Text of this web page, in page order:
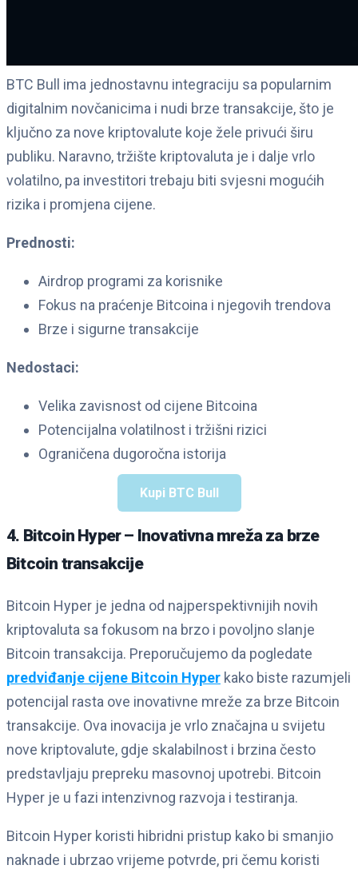
BTC Bull ima jednostavnu integraciju sa popularnim
digitalnim novčanicima i nudi brze transakcije, što je
ključno za nove kriptovalute koje žele privući širu
publiku. Naravno, tržište kriptovaluta je i dalje vrlo
volatilno, pa investitori trebaju biti svjesni mogućih
rizika i promjena cijene.
Prednosti:
Airdrop programi za korisnike
Fokus na praćenje Bitcoina i njegovih trendova
Brze i sigurne transakcije
Nedostaci:
Velika zavisnost od cijene Bitcoina
Potencijalna volatilnost i tržišni rizici
Ograničena dugoročna istorija
Kupi BTC Bull
4. Bitcoin Hyper – Inovativna mreža za brze
Bitcoin transakcije
Bitcoin Hyper je jedna od najperspektivnijih novih
kriptovaluta sa fokusom na brzo i povoljno slanje
Bitcoin transakcija. Preporučujemo da pogledate
predviđanje cijene Bitcoin Hyper kako biste razumjeli
potencijal rasta ove inovativne mreže za brze Bitcoin
transakcije. Ova inovacija je vrlo značajna u svijetu
nove kriptovalute, gdje skalabilnost i brzina često
predstavljaju prepreku masovnoj upotrebi. Bitcoin
Hyper je u fazi intenzivnog razvoja i testiranja.
Bitcoin Hyper koristi hibridni pristup kako bi smanjio
naknade i ubrzao vrijeme potvrde, pri čemu koristi